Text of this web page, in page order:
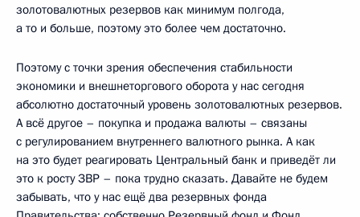
золотовалютных резервов как минимум полгода,
а то и больше, поэтому это более чем достаточно.
Поэтому с точки зрения обеспечения стабильности
экономики и внешнеторгового оборота у нас сегодня
абсолютно достаточный уровень золотовалютных резервов.
А всё другое – покупка и продажа валюты – связаны
с регулированием внутреннего валютного рынка. А как
на это будет реагировать Центральный банк и приведёт ли
это к росту ЗВР – пока трудно сказать. Давайте не будем
забывать, что у нас ещё два резервных фонда